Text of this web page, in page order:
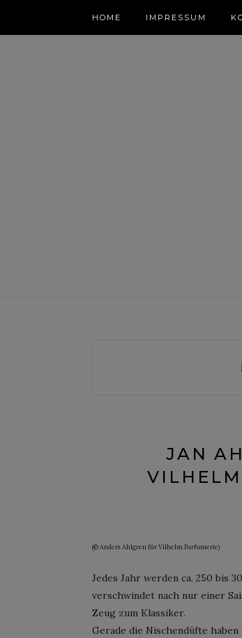
HOME IMPRESSUM
JAN
(© Anders Ahlgren für Vilhelm Parfumerie)
Jedes Jahr werden ca. 250 bis
verschwindet nach nur einer
Zeug zum Klassiker.
Gerade die Nischendüfte